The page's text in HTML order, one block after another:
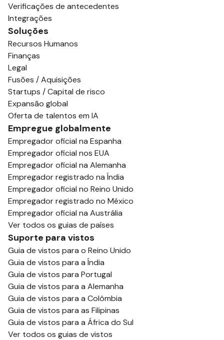
Verificações de antecedentes
Integrações
Soluções
Recursos Humanos
Finanças
Legal
Fusões / Aquisições
Startups / Capital de risco
Expansão global
Oferta de talentos em IA
Empregue globalmente
Empregador oficial na Espanha
Empregador oficial nos EUA
Empregador oficial na Alemanha
Empregador registrado na Índia
Empregador oficial no Reino Unido
Empregador registrado no México
Empregador oficial na Austrália
Ver todos os guias de países
Suporte para vistos
Guia de vistos para o Reino Unido
Guia de vistos para a Índia
Guia de vistos para Portugal
Guia de vistos para a Alemanha
Guia de vistos para a Colômbia
Guia de vistos para as Filipinas
Guia de vistos para a África do Sul
Ver todos os guias de vistos